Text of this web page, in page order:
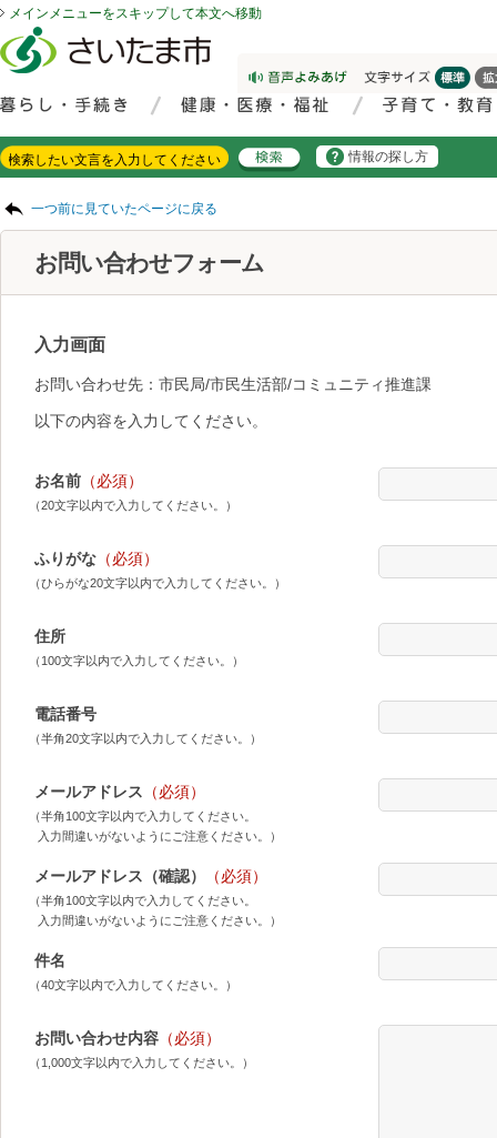
メインメニューをスキップして本文へ移動
情報の探し方
一つ前に見ていたページに戻る
お問い合わせフォーム
入力画面
お問い合わせ先：市民局/市民生活部/コミュニティ推進課
以下の内容を入力してください。
お名前 （必須）
（20文字以内で入力してください。）
ふりがな （必須）
（ひらがな20文字以内で入力してください。）
住所
（100文字以内で入力してください。）
電話番号
（半角20文字以内で入力してください。）
メールアドレス （必須）
（半角100文字以内で入力してください。
入力間違いがないようにご注意ください。）
メールアドレス（確認） （必須）
（半角100文字以内で入力してください。
入力間違いがないようにご注意ください。）
件名
（40文字以内で入力してください。）
お問い合わせ内容 （必須）
（1,000文字以内で入力してください。）